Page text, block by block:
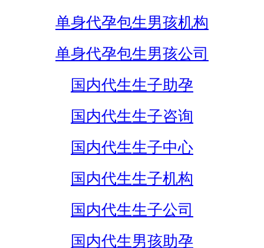
单身代孕包生男孩机构
单身代孕包生男孩公司
国内代生生子助孕
国内代生生子咨询
国内代生生子中心
国内代生生子机构
国内代生生子公司
国内代生男孩助孕